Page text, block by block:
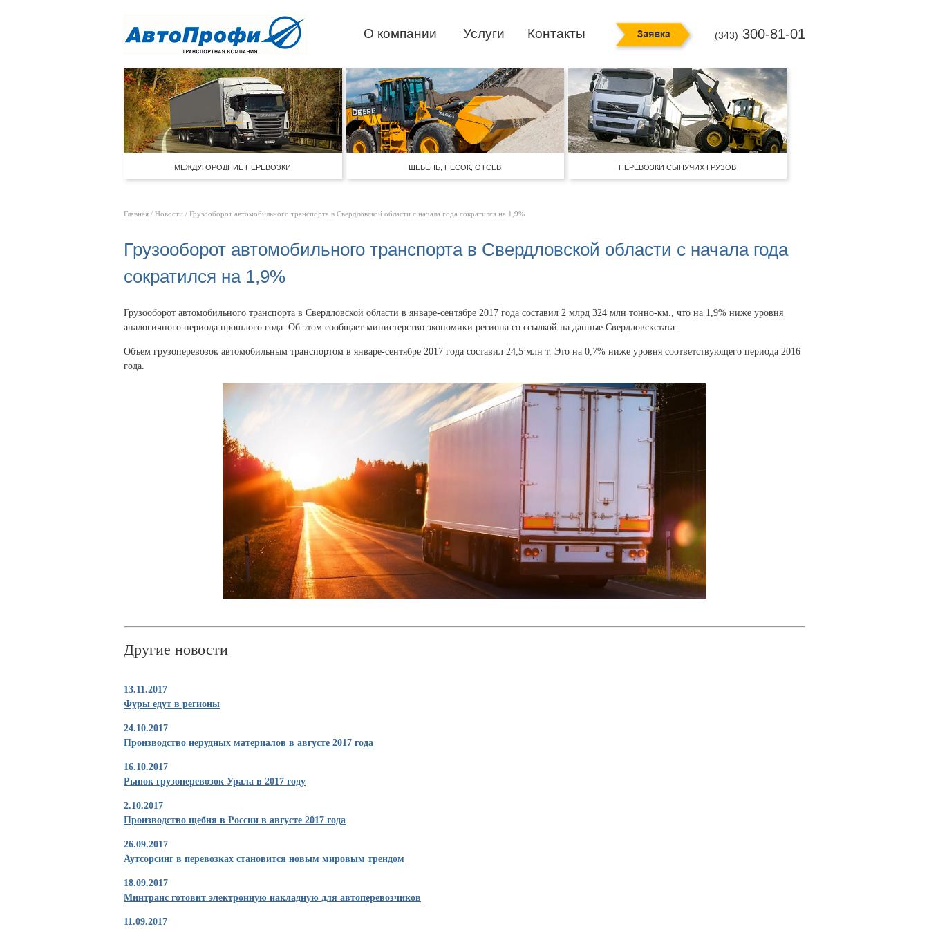
О компании Услуги Контакты (343) 300-81-01
МЕЖДУГОРОДНИЕ ПЕРЕВОЗКИ ЩЕБЕНЬ, ПЕСОК, ОТСЕВ ПЕРЕВОЗКИ СЫПУЧИХ ГРУЗОВ
Главная / Новости / Грузооборот автомобильного транспорта в Свердловской области с начала года сократился на 1,9%
Грузооборот автомобильного транспорта в Свердловской области с начала года
сократился на 1,9%
Грузооборот автомобильного транспорта в Свердловской области в январе-сентябре 2017 года составил 2 млрд 324 млн тонно-км., что на 1,9% ниже уровня
аналогичного периода прошлого года. Об этом сообщает министерство экономики региона со ссылкой на данные Свердловскстата.
Объем грузоперевозок автомобильным транспортом в январе-сентябре 2017 года составил 24,5 млн т. Это на 0,7% ниже уровня соответствующего периода 2016
года.
Другие новости
13.11.2017
Фуры едут в регионы
24.10.2017
Производство нерудных материалов в августе 2017 года
16.10.2017
Рынок грузоперевозок Урала в 2017 году
2.10.2017
Производство щебня в России в августе 2017 года
26.09.2017
Аутсорсинг в перевозках становится новым мировым трендом
18.09.2017
Минтранс готовит электронную накладную для автоперевозчиков
11.09.2017